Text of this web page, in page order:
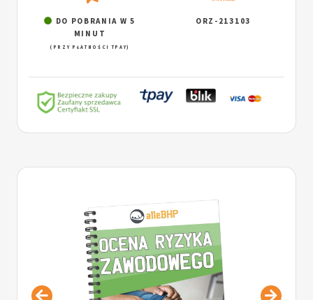
DO POBRANIA W 5
MINUT
(PRZY PŁATNOŚCI TPAY)
ORZ-213103